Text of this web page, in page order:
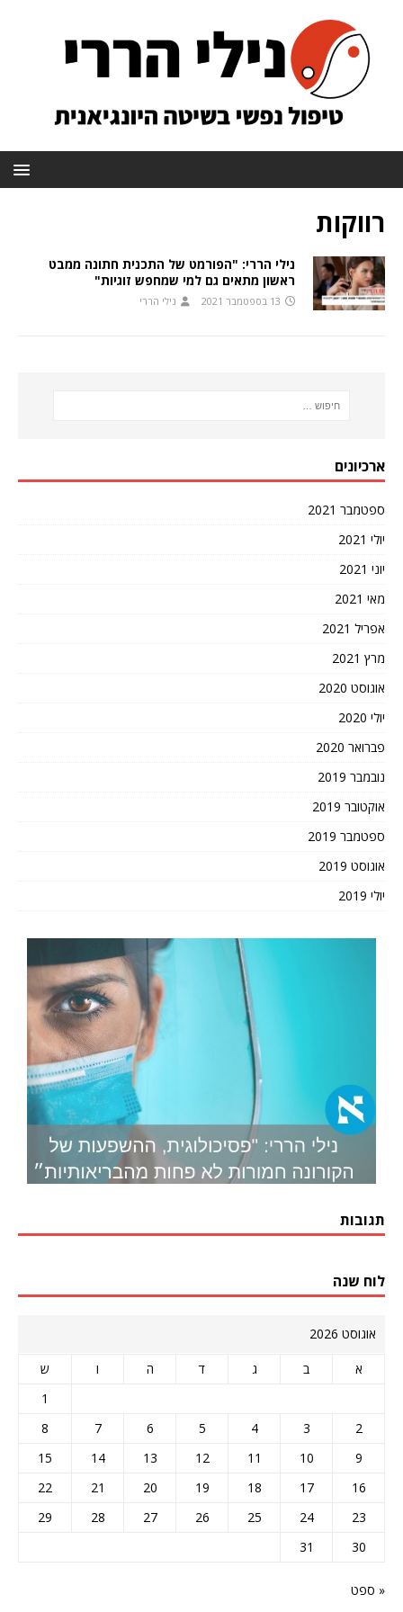
רווקות
נילי הררי: "הפורמט של התכנית חתונה ממבט
ראשון מתאים גם למי שמחפש זוגיות"
13 בספטמבר 2021 נילי הררי
ארכיונים
ספטמבר 2021
יולי 2021
יוני 2021
מאי 2021
אפריל 2021
מרץ 2021
אוגוסט 2020
יולי 2020
פברואר 2020
נובמבר 2019
אוקטובר 2019
ספטמבר 2019
אוגוסט 2019
יולי 2019
תגובות
לוח שנה
אוגוסט 2026
א ב ג ד ה ו
ש
1
2
3
4
5
6
7
8
9
10
11
12
13
14
15
16
17
18
19
20
21
22
23
24
25
26
27
28
29
30
31
« ספט